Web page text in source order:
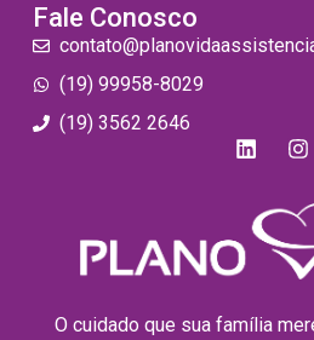
O cuidado que sua família
Fale Conosco
(19) 99958-8029
(19) 3562 2646